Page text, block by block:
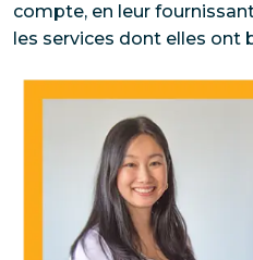
compte, en leur
les services dont elles ont
Découvrez comment